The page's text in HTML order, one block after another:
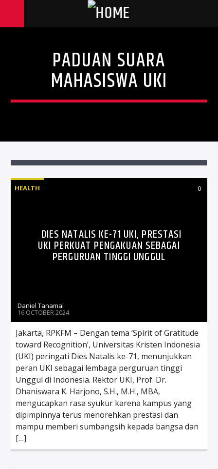
PADUAN SUARA
MAHASISWA UKI
HEALTH 0
DIES NATALIS KE-71 UKI, PRESTASI
UKI PERKUAT PENGAKUAN SEBAGAI
PERGURUAN TINGGI UNGGUL
Daniel Tanamal
16 OCTOBER 2024
Jakarta, RPKFM – Dengan tema ‘Spirit of Gratitude
toward Recognition’, Universitas Kristen Indonesia
(UKI) peringati Dies Natalis ke-71, menunjukkan
peran UKI sebagai lembaga perguruan tinggi
Unggul di Indonesia. Rektor UKI, Prof. Dr.
Dhaniswara K. Harjono, S.H., M.H., MBA,
mengucapkan rasa syukur karena kampus yang
dipimpinnya terus menorehkan prestasi dan
mampu memberi sumbangsih kepada bangsa dan
[…]